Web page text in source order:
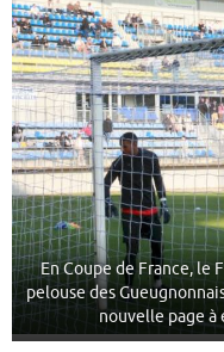
En Coupe de France, le
pelouse des
nouvelle page à